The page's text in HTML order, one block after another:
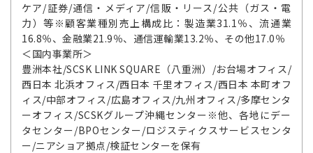
ケア/証券/通信・メディア/信販・リース/公共（ガス・電
力）等※顧客業種別売上構成比：製造業31.1％、流通業
16.8％、金融業21.9％、通信運輸業13.2％、その他17.0％
＜国内事業所＞
豊洲本社/SCSK LINK SQUARE（八重洲）/お台場オフィス/
西日本 北浜オフィス/西日本 千里オフィス/西日本 本町オフ
ィス/中部オフィス/広島オフィス/九州オフィス/多摩センタ
ーオフィス/SCSKグループ沖縄センター※他、各地にデー
タセンター/BPOセンター/ロジスティクスサービスセンタ
ー/ニアショア拠点/検証センターを保有